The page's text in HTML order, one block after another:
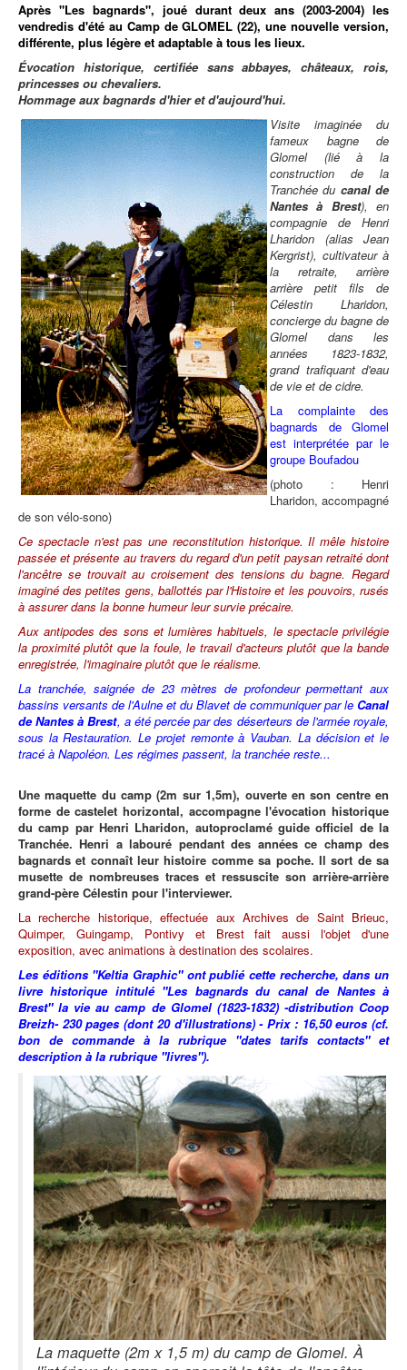
Après "Les bagnards", joué durant deux ans (2003-2004) les
vendredis d'été au Camp de GLOMEL (22), une nouvelle version,
différente, plus légère et adaptable à tous les lieux.
Évocation historique, certifiée sans abbayes, châteaux, rois,
princesses ou chevaliers.
Hommage aux bagnards d'hier et d'aujourd'hui.
Visite imaginée du
fameux bagne de
Glomel (lié à la
construction de la
Tranchée du canal de
Nantes à Brest), en
compagnie de Henri
Lharidon (alias Jean
Kergrist), cultivateur à
la retraite, arrière
arrière petit fils de
Célestin Lharidon,
concierge du bagne de
Glomel dans les
années 1823-1832,
grand trafiquant d'eau
de vie et de cidre.
La complainte des
bagnards de Glomel
est interprétée par le
groupe Boufadou
(photo : Henri
Lharidon, accompagné
de son vélo-sono)
Ce spectacle n'est pas une reconstitution historique. Il mêle histoire
passée et présente au travers du regard d'un petit paysan retraité dont
l'ancêtre se trouvait au croisement des tensions du bagne. Regard
imaginé des petites gens, ballottés par l'Histoire et les pouvoirs, rusés
à assurer dans la bonne humeur leur survie précaire.
Aux antipodes des sons et lumières habituels, le spectacle privilégie
la proximité plutôt que la foule, le travail d'acteurs plutôt que la bande
enregistrée, l'imaginaire plutôt que le réalisme.
La tranchée, saignée de 23 mètres de profondeur permettant aux
bassins versants de l'Aulne et du Blavet de communiquer par le Canal
de Nantes à Brest, a été percée par des déserteurs de l'armée royale,
sous la Restauration. Le projet remonte à Vauban. La décision et le
tracé à Napoléon. Les régimes passent, la tranchée reste...
Une maquette du camp (2m sur 1,5m), ouverte en son centre en
forme de castelet horizontal, accompagne l'évocation historique
du camp par Henri Lharidon, autoproclamé guide officiel de la
Tranchée. Henri a labouré pendant des années ce champ des
bagnards et connaît leur histoire comme sa poche. Il sort de sa
musette de nombreuses traces et ressuscite son arrière-arrière
grand-père Célestin pour l'interviewer.
La recherche historique, effectuée aux Archives de Saint Brieuc,
Quimper, Guingamp, Pontivy et Brest fait aussi l'objet d'une
exposition, avec animations à destination des scolaires.
Les éditions "Keltia Graphic" ont publié cette recherche, dans un
livre historique intitulé "Les bagnards du canal de Nantes à
Brest" la vie au camp de Glomel (1823-1832) -distribution Coop
Breizh- 230 pages (dont 20 d'illustrations) - Prix : 16,50 euros (cf.
bon de commande à la rubrique "dates tarifs contacts" et
description à la rubrique "livres").
La maquette (2m x 1,5 m) du camp de Glomel. À